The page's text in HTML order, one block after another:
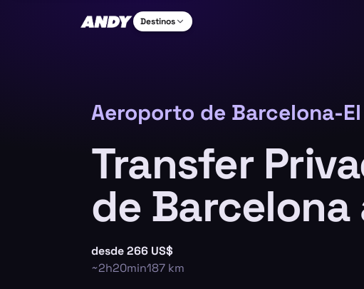
Destinos
Aeroporto de Barcelona-
Transfer
de Barcelona
desde266 US$
~2h20min187 km